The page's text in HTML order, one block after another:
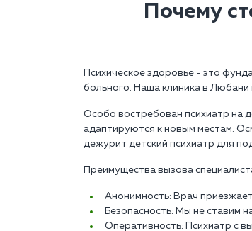
Почему
Психическое здоровье - это
больного. Наша клиника в Любани
Особо востребован психиатр на
адаптируются к новым местам.
дежурит детский психиатр для
Преимущества вызова
Анонимность: Врач
Безопасность: Мы не ставим
Оперативность: Психиатр с